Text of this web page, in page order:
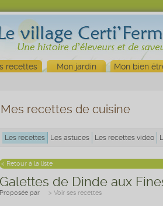
recettes Mon jardin Mon bien
Mes recettes de cuisine
Les recettes Les astuces Les recettes vidéo
< Retour à la liste
Galettes de Dinde aux
Proposée par > Voir ses recettes